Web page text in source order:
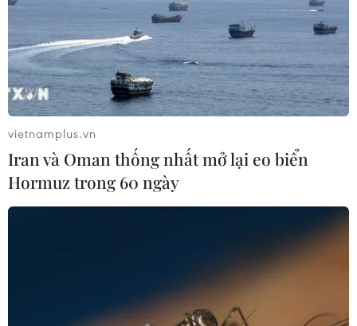
vietnamplus.vn
Iran và Oman thống nhất mở lại eo biển
Hormuz trong 60 ngày